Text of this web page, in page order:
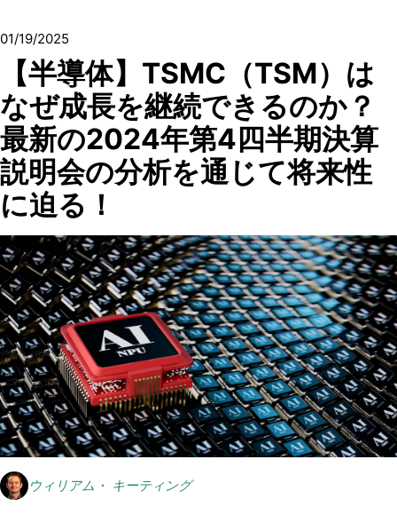
01/19/2025
【半導体】TSMC（TSM）は
なぜ成長を継続できるのか？
最新の2024年第4四半期決算
説明会の分析を通じて将来性
に迫る！
ウィリアム・ キーティング